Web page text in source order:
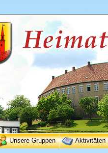
Unsere Gruppen Aktivitäten